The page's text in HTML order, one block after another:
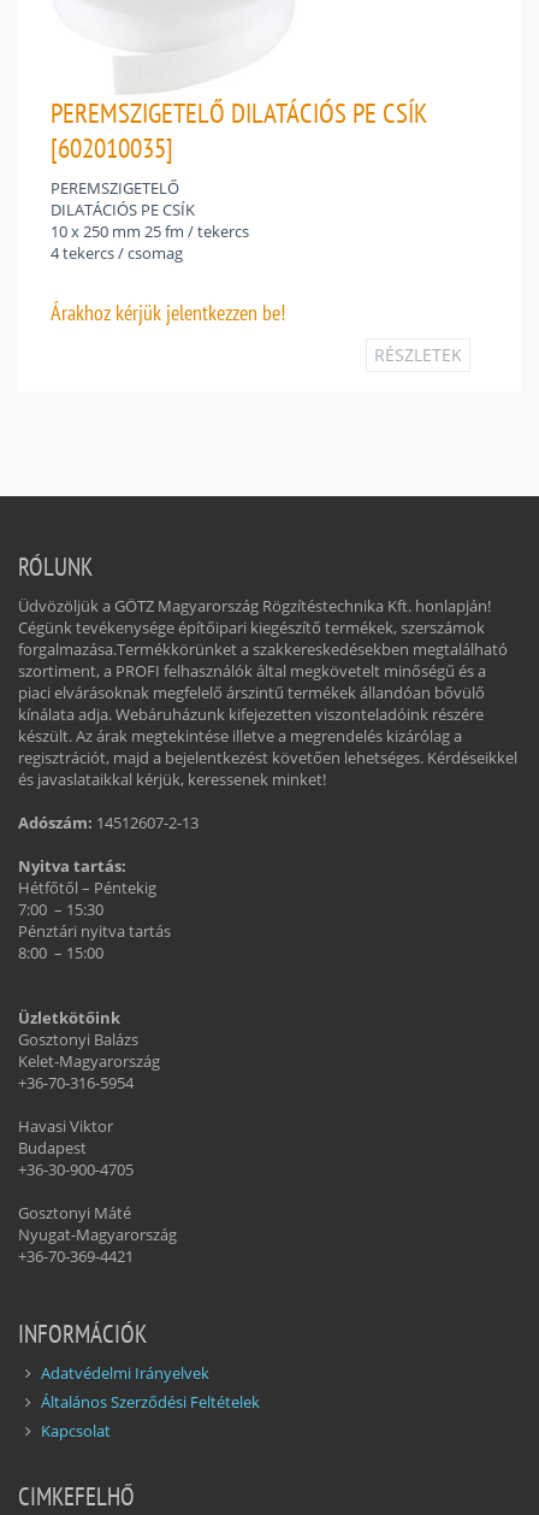
PEREMSZIGETELŐ DILATÁCIÓS PE CSÍK
[602010035]
PEREMSZIGETELŐ
DILATÁCIÓS PE CSÍK
10 x 250 mm 25 fm / tekercs
4 tekercs / csomag
Árakhoz kérjük jelentkezzen be!
RÉSZLETEK
RÓLUNK
Üdvözöljük a GÖTZ Magyarország Rögzítéstechnika Kft. honlapján!
Cégünk tevékenysége építőipari kiegészítő termékek, szerszámok
forgalmazása.Termékkörünket a szakkereskedésekben megtalálható
szortiment, a PROFI felhasználók által megkövetelt minőségű és a
piaci elvárásoknak megfelelő árszintű termékek állandóan bővülő
kínálata adja. Webáruházunk kifejezetten viszonteladóink részére
készült. Az árak megtekintése illetve a megrendelés kizárólag a
regisztrációt, majd a bejelentkezést követően lehetséges. Kérdéseikkel
és javaslataikkal kérjük, keressenek minket!
Adószám: 14512607-2-13
Nyitva tartás:
Hétfőtől – Péntekig
7:00 – 15:30
Pénztári nyitva tartás
8:00 – 15:00
Üzletkötőink
Gosztonyi Balázs
Kelet-Magyarország
+36-70-316-5954
Havasi Viktor
Budapest
+36-30-900-4705
Gosztonyi Máté
Nyugat-Magyarország
+36-70-369-4421
INFORMÁCIÓK
Adatvédelmi Irányelvek
Általános Szerződési Feltételek
Kapcsolat
CIMKEFELHŐ